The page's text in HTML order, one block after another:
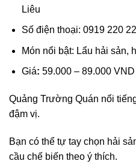
Liêu
Số điện thoại: 0919 220
Món nổi bật: Lẩu hải sản,
Giá: 59.000 – 89.000 VND
Quảng Trường Quán nổi
đậm vị.
Bạn có thể tự tay chọn hải
cầu chế biến theo ý thích.